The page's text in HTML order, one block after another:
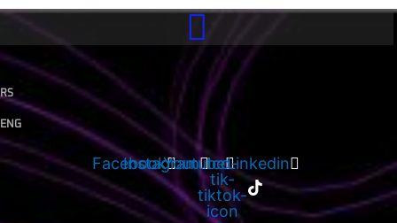
Skip
content
RS
ENG
Facebook
Instagram
Youtube
Ico-
tik-
tiktok-
icon
Linkedin